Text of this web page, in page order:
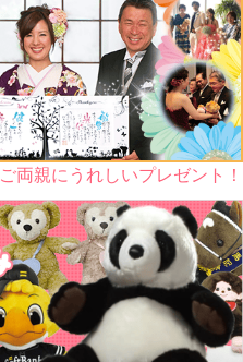
両親にうれしいプレゼント！